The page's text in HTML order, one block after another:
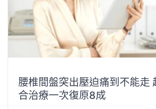
腰椎間盤突出壓迫痛到不能走
合治療一次復原8成